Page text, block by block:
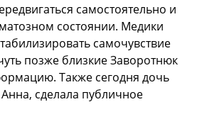
самостоятельно и
состоянии. Медики
самочувствие
позже близкие Заворотнюк
Также сегодня дочь
Анна, сделала публичное